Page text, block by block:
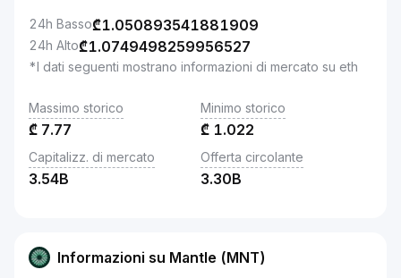
24h Basso₾1.050893541881909
24h Alto₾1.0749498259956527
*I dati seguenti mostrano informazioni di mercato su eth
Massimo storico
₾ 7.77
Minimo storico
₾ 1.022
Capitalizz. di mercato
3.54B
Offerta circolante
3.30B
Informazioni su Mantle (MNT)